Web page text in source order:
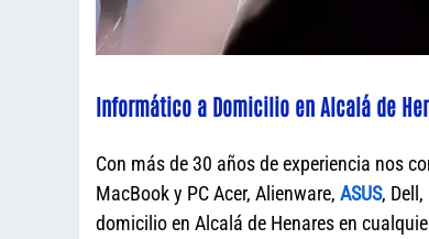
Informático a Domicilio en Alcalá de
Con más de 30 años de experiencia nos
MacBook y PC Acer, Alienware, ASUS, Dell,
domicilio en Alcalá de Henares en